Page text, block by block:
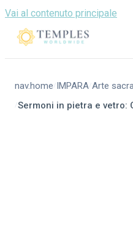
Vai al contenuto principale
nav.home / IMPARA/Arte
/Sermoni in pietra e vetro: